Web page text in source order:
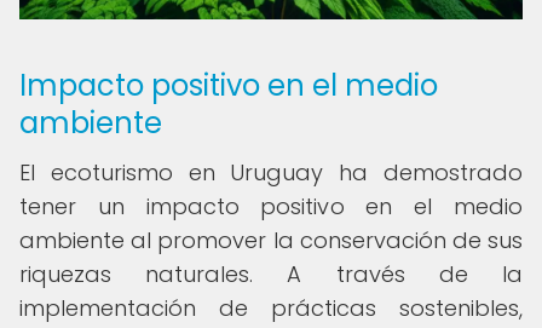
Impacto positivo en el medio
ambiente
El ecoturismo en Uruguay ha demostrado
tener un impacto positivo en el medio
ambiente al promover la conservación de sus
riquezas naturales. A través de la
implementación de prácticas sostenibles,